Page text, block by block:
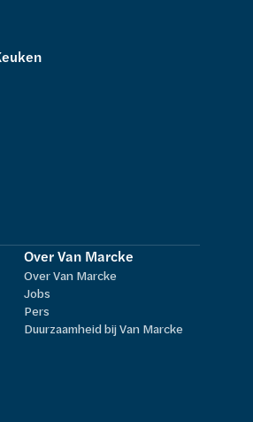
Over Van Marcke
Over Van Marcke
Jobs
Pers
Duurzaamheid bij Van Marcke